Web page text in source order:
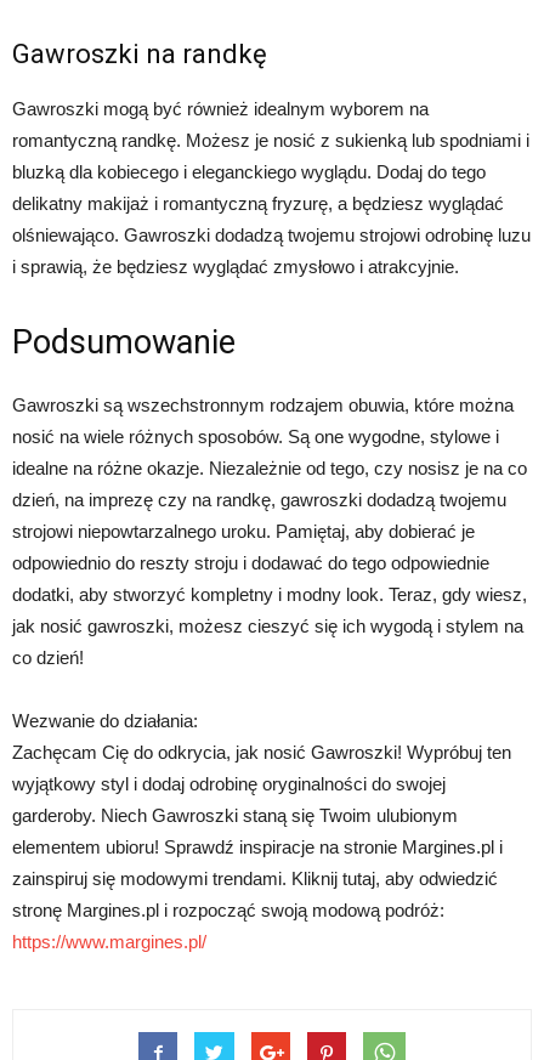
Gawroszki na randkę
Gawroszki mogą być również idealnym wyborem na
romantyczną randkę. Możesz je nosić z sukienką lub spodniami i
bluzką dla kobiecego i eleganckiego wyglądu. Dodaj do tego
delikatny makijaż i romantyczną fryzurę, a będziesz wyglądać
olśniewająco. Gawroszki dodadzą twojemu strojowi odrobinę luzu
i sprawią, że będziesz wyglądać zmysłowo i atrakcyjnie.
Podsumowanie
Gawroszki są wszechstronnym rodzajem obuwia, które można
nosić na wiele różnych sposobów. Są one wygodne, stylowe i
idealne na różne okazje. Niezależnie od tego, czy nosisz je na co
dzień, na imprezę czy na randkę, gawroszki dodadzą twojemu
strojowi niepowtarzalnego uroku. Pamiętaj, aby dobierać je
odpowiednio do reszty stroju i dodawać do tego odpowiednie
dodatki, aby stworzyć kompletny i modny look. Teraz, gdy wiesz,
jak nosić gawroszki, możesz cieszyć się ich wygodą i stylem na
co dzień!
Wezwanie do działania:
Zachęcam Cię do odkrycia, jak nosić Gawroszki! Wypróbuj ten
wyjątkowy styl i dodaj odrobinę oryginalności do swojej
garderoby. Niech Gawroszki staną się Twoim ulubionym
elementem ubioru! Sprawdź inspiracje na stronie Margines.pl i
zainspiruj się modowymi trendami. Kliknij tutaj, aby odwiedzić
stronę Margines.pl i rozpocząć swoją modową podróż:
https://www.margines.pl/